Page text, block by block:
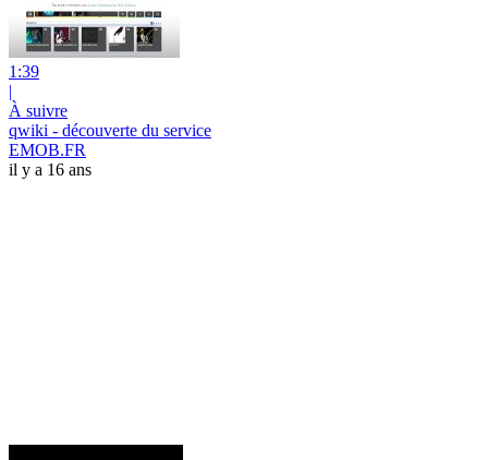
1:39
|
À suivre
qwiki - découverte du service
EMOB.FR
il y a 16 ans